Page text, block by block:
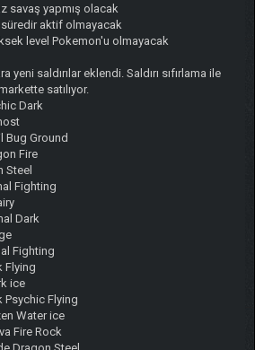
savaş yapmış olacak
aktif olmayacak
level Pokemon'u olmayacak
yeni saldırılar eklendi. Saldırı sıfırlama ile
satılıyor.
Dark
Bug Ground
Fire
Steel
Fighting
Dark
Fighting
Flying
ice
Flying
Water ice
Fire Rock